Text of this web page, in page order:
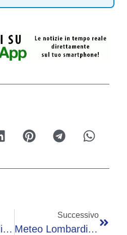
Meteo Lombardia – Mercoledì 11 Marzo 2026
Successivo
Meteo Lombardia – Venerdì 13 Marzo 2026